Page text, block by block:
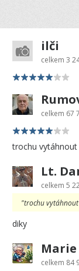
ilči
celkem 3
celkem 67
trochu
Lt.
celkem 5
"trochu
diky
Marie
celkem 84